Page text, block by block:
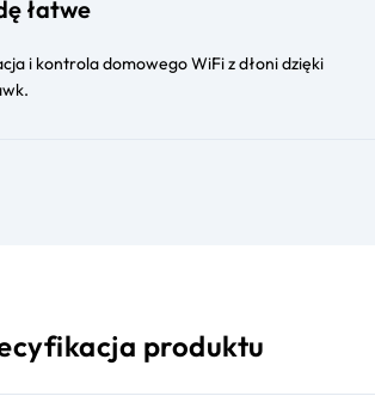
łatwe
i kontrola domowego WiFi z dłoni dzięki
produktu